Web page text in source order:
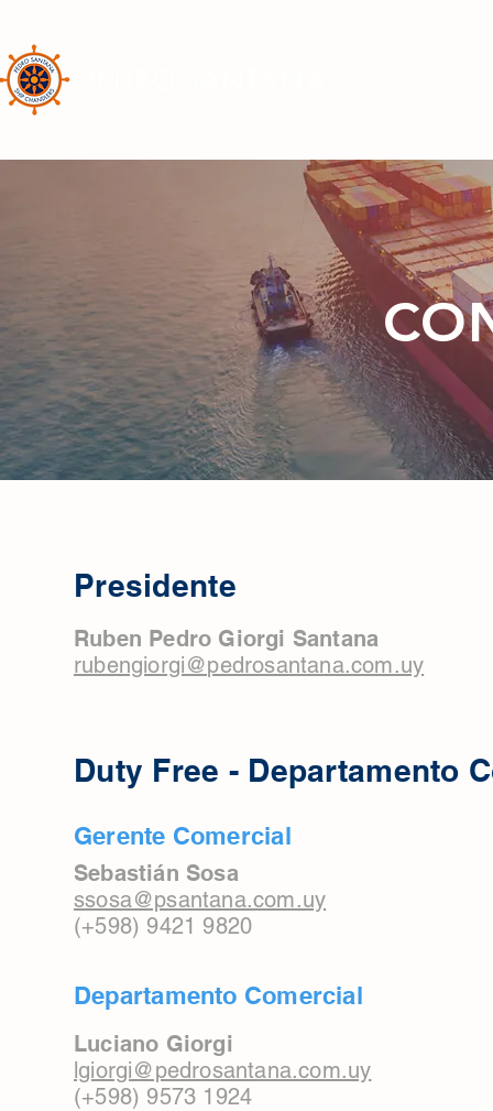
Presidente
Ruben Pedro Giorgi Santana
rubengiorgi@pedrosantana.com.uy
Duty Free - Departamento
Gerente Comercial
Sebastián Sosa
ssosa@psantana.com.uy
(+598) 9421 9820
Departamento Comercial
Luciano Giorgi
lgiorgi@pedrosantana.com.uy
(+598) 9573 1924